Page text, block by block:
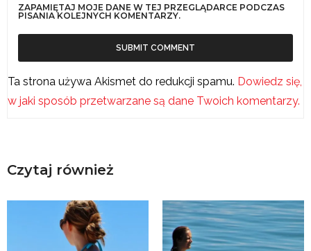
ZAPAMIĘTAJ MOJE DANE W TEJ PRZEGLĄDARCE PODCZAS
PISANIA KOLEJNYCH KOMENTARZY.
Ta strona używa Akismet do redukcji spamu. Dowiedz się,
w jaki sposób przetwarzane są dane Twoich komentarzy.
Czytaj również